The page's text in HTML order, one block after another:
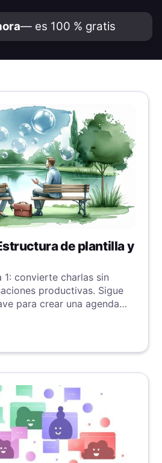
— es 100 % gratis
de plantilla y
1: convierte charlas sin
productivas. Sigue
para crear una agenda
valiosa y orientada a